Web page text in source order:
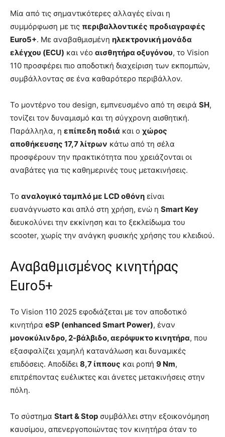
Μία από τις σημαντικότερες αλλαγές είναι η
συμμόρφωση με τις περιβαλλοντικές προδιαγραφές
Euro5+. Με αναβαθμισμένη ηλεκτρονική μονάδα
ελέγχου (ECU) και νέο αισθητήρα οξυγόνου, το Vision
110 προσφέρει πιο αποδοτική διαχείριση των εκπομπών,
συμβάλλοντας σε ένα καθαρότερο περιβάλλον.
Το μοντέρνο του design, εμπνευσμένο από τη σειρά SH,
τονίζει τον δυναμισμό και τη σύγχρονη αισθητική.
Παράλληλα, η επίπεδη ποδιά και ο χώρος
αποθήκευσης 17,7 λίτρων κάτω από τη σέλα
προσφέρουν την πρακτικότητα που χρειάζονται οι
αναβάτες για τις καθημερινές τους μετακινήσεις.
Το αναλογικό ταμπλό με LCD οθόνη είναι
ευανάγνωστο και απλό στη χρήση, ενώ η Smart Key
διευκολύνει την εκκίνηση και το ξεκλείδωμα του
scooter, χωρίς την ανάγκη φυσικής χρήσης του κλειδιού.
Αναβαθμισμένος κινητήρας
Euro5+
Το Vision 110 2025 εφοδιάζεται με τον αποδοτικό
κινητήρα eSP (enhanced Smart Power), έναν
μονοκύλινδρο, 2-βάλβιδο, αερόψυκτο κινητήρα, που
εξασφαλίζει χαμηλή κατανάλωση και δυναμικές
επιδόσεις. Αποδίδει 8,7 ίππους και ροπή 9 Nm,
επιτρέποντας ευέλικτες και άνετες μετακινήσεις στην
πόλη.
Το σύστημα Start & Stop συμβάλλει στην εξοικονόμηση
καυσίμου, απενεργοποιώντας τον κινητήρα όταν το